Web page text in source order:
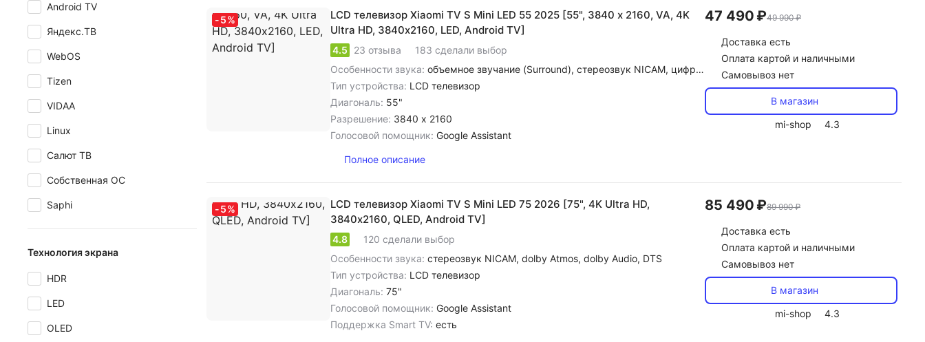
Android TV
Яндекс.ТВ
WebOS
Tizen
VIDAA
Linux
Салют ТВ
Собственная ОС
Saphi
Технология экрана
HDR
LED
OLED
-5%
LCD телевизор Xiaomi TV S Mini LED 55 2025 [55", 3840 x 2160, VA, 4K
Ultra HD, 3840х2160, LED, Android TV]
4.5 23 отзыва
183 сделали выбор
Особенности звука: объемное звучание (Surround), cтереозвук NICAM, цифровое шумоподавление, dolby Atmos, dolby Audio, dolby Digital, DTS, автоконтроль громкости (AVL)
Тип устройства: LCD телевизор
Диагональ: 55"
Разрешение: 3840 x 2160
Голосовой помощник: Google Assistant
Полное описание
47 490 ₽49 990 ₽
Доставка есть
Оплата картой и наличными
Самовывоз нет
В магазин
mi-shop
4.3
-5%
LCD телевизор Xiaomi TV S Mini LED 75 2026 [75", 4K Ultra HD,
3840х2160, QLED, Android TV]
4.8
120 сделали выбор
Особенности звука: cтереозвук NICAM, dolby Atmos, dolby Audio, DTS
Тип устройства: LCD телевизор
Диагональ: 75"
Голосовой помощник: Google Assistant
Поддержка Smart TV: есть
85 490 ₽89 990 ₽
Доставка есть
Оплата картой и наличными
Самовывоз нет
В магазин
mi-shop
4.3